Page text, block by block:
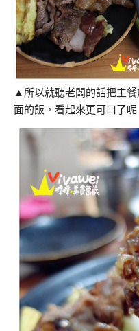
▲所以就聽老闆的話把主
面的飯，看起來更可口了呢